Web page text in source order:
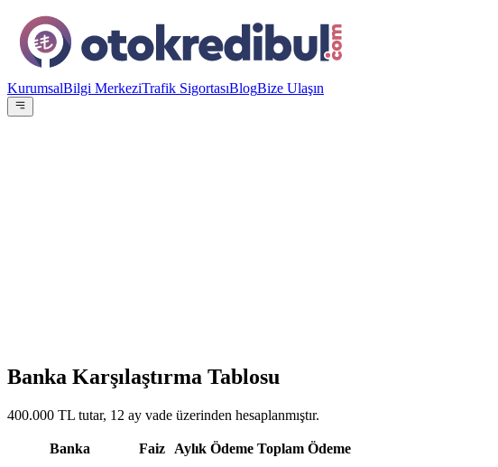
KurumsalBilgi MerkeziTrafik SigortasıBlogBize Ulaşın
Banka Karşılaştırma Tablosu
400.000 TL tutar, 12 ay vade üzerinden hesaplanmıştır.
Banka Faiz Aylık Ödeme Toplam Ödeme